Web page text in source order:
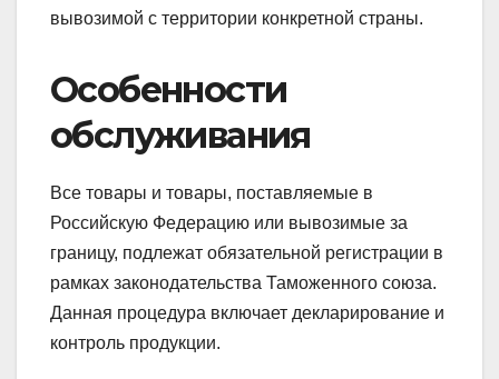
вывозимой с территории конкретной страны.
Особенности
обслуживания
Все товары и товары, поставляемые в
Российскую Федерацию или вывозимые за
границу, подлежат обязательной регистрации в
рамках законодательства Таможенного союза.
Данная процедура включает декларирование и
контроль продукции.